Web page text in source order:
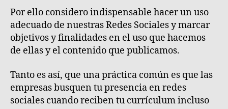
Por ello considero indispensable hacer un uso
adecuado de nuestras Redes Sociales y marcar
objetivos y finalidades en el uso que hacemos
de ellas y el contenido que publicamos.
Tanto es así, que una práctica común es que las
empresas busquen tu presencia en redes
sociales cuando reciben tu currículum incluso